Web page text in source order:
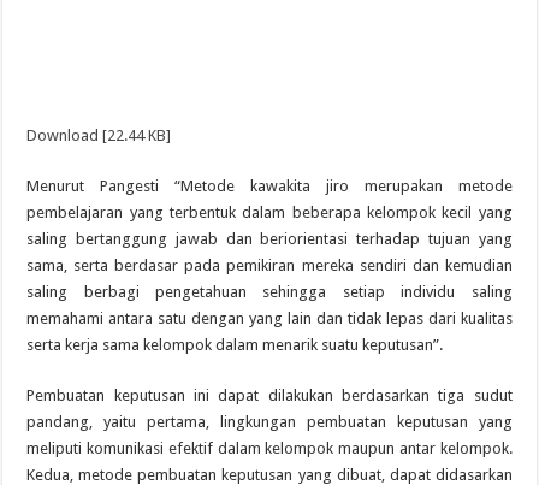
Download [22.44 KB]
Menurut Pangesti “Metode kawakita jiro merupakan metode
pembelajaran yang terbentuk dalam beberapa kelompok kecil yang
saling bertanggung jawab dan beriorientasi terhadap tujuan yang
sama, serta berdasar pada pemikiran mereka sendiri dan kemudian
saling berbagi pengetahuan sehingga setiap individu saling
memahami antara satu dengan yang lain dan tidak lepas dari kualitas
serta kerja sama kelompok dalam menarik suatu keputusan”.
Pembuatan keputusan ini dapat dilakukan berdasarkan tiga sudut
pandang, yaitu pertama, lingkungan pembuatan keputusan yang
meliputi komunikasi efektif dalam kelompok maupun antar kelompok.
Kedua, metode pembuatan keputusan yang dibuat, dapat didasarkan